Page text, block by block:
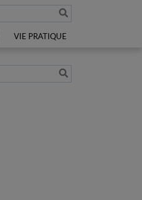
VIE PRATIQUE